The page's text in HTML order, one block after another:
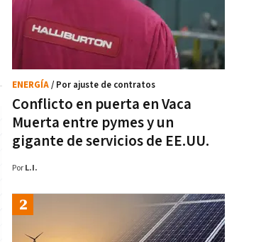
Conflicto en puerta en Vaca
Muerta entre pymes y un
gigante de servicios de EE.UU.
ENERGÍA/ Por ajuste de contratos
Por L.I.